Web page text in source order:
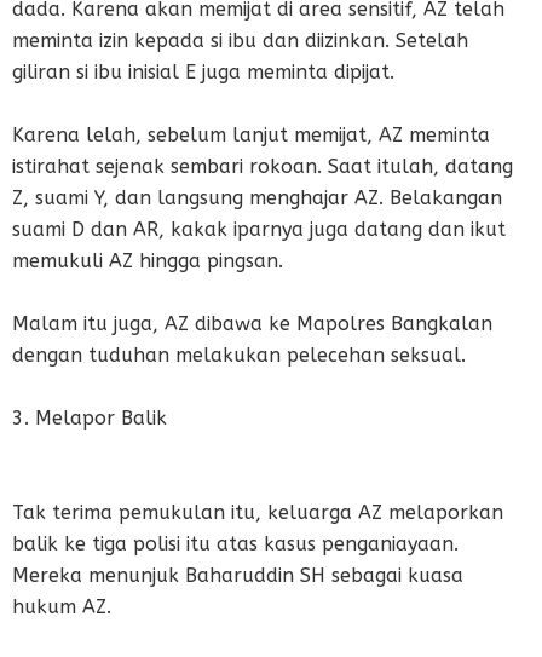
dada. Karena akan memijat di area sensitif, AZ telah
meminta izin kepada si ibu dan diizinkan. Setelah
giliran si ibu inisial E juga meminta dipijat.
Karena lelah, sebelum lanjut memijat, AZ meminta
istirahat sejenak sembari rokoan. Saat itulah, datang
Z, suami Y, dan langsung menghajar AZ. Belakangan
suami D dan AR, kakak iparnya juga datang dan ikut
memukuli AZ hingga pingsan.
Malam itu juga, AZ dibawa ke Mapolres Bangkalan
dengan tuduhan melakukan pelecehan seksual.
3. Melapor Balik
Tak terima pemukulan itu, keluarga AZ melaporkan
balik ke tiga polisi itu atas kasus penganiayaan.
Mereka menunjuk Baharuddin SH sebagai kuasa
hukum AZ.